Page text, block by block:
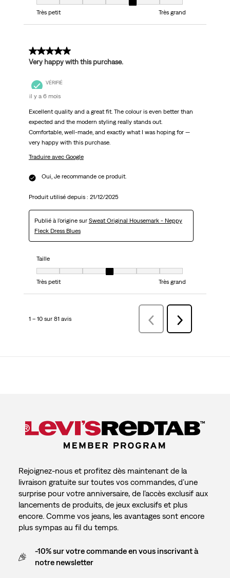
Très petit
Très grand
5 sur 5 étoiles.
Very happy with this purchase.
VÉRIFIÉ
il y a 6 mois
Excellent quality and a great fit. The colour is even better than
expected and the modern styling really stands out.
Comfortable, well-made, and exactly what I was hoping for —
very happy with this purchase.
Traduire avec Google
Oui, Je recommande ce produit.
Produit utilisé depuis : 21/12/2025
Publié à l'origine sur Sweat Original Housemark - Neppy
Fleck Dress Blues
Taille
Très petit
Très grand
1 – 10 sur 81 avis PrécédentavisSuivant
Rejoignez-nous et profitez dès maintenant de la
livraison gratuite sur toutes vos commandes, d’une
surprise pour votre anniversaire, de l’accès exclusif aux
lancements de produits, de jeux exclusifs et plus
encore. Comme vos jeans, les avantages sont encore
plus sympas au fil du temps.
-10% sur votre commande en vous inscrivant à
notre newsletter